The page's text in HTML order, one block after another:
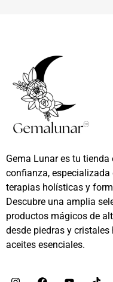
Gema Lunar es tu tienda
confianza, especializada
terapias holísticas y
Descubre una amplia
productos mágicos de
desde piedras y cristales
aceites esenciales.